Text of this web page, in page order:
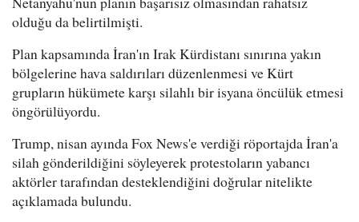
olduğu da belirtilmişti.
Plan kapsamında İran'ın Irak Kürdistanı sınırına yakın
bölgelerine hava saldırıları düzenlenmesi ve Kürt
grupların hükümete karşı silahlı bir isyana öncülük etmesi
öngörülüyordu.
Trump, nisan ayında Fox News'e verdiği röportajda İran'a
silah gönderildiğini söyleyerek protestoların yabancı
aktörler tarafından desteklendiğini doğrular nitelikte
açıklamada bulundu.